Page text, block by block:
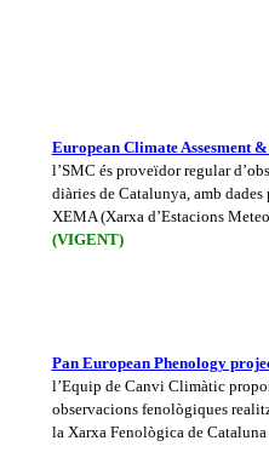
European Climate Assesment
l’SMC és proveïdor regular
diàries de Catalunya, amb
XEMA (Xarxa d’Estacions
(VIGENT)
Pan European Phenology
l’Equip de Canvi Climàtic
observacions fenològiques
la Xarxa Fenològica de